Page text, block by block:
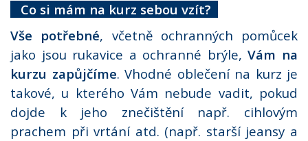
Co si mám na kurz sebou vzít?
Vše potřebné, včetně ochranných pomůcek
jako jsou rukavice a ochranné brýle,Vám na
kurzu zapůjčíme. Vhodné oblečení na kurz je
takové, u kterého Vám nebude vadit, pokud
dojde k jeho znečištění např. cihlovým
prachem při vrtání atd. (např. starší jeansy a